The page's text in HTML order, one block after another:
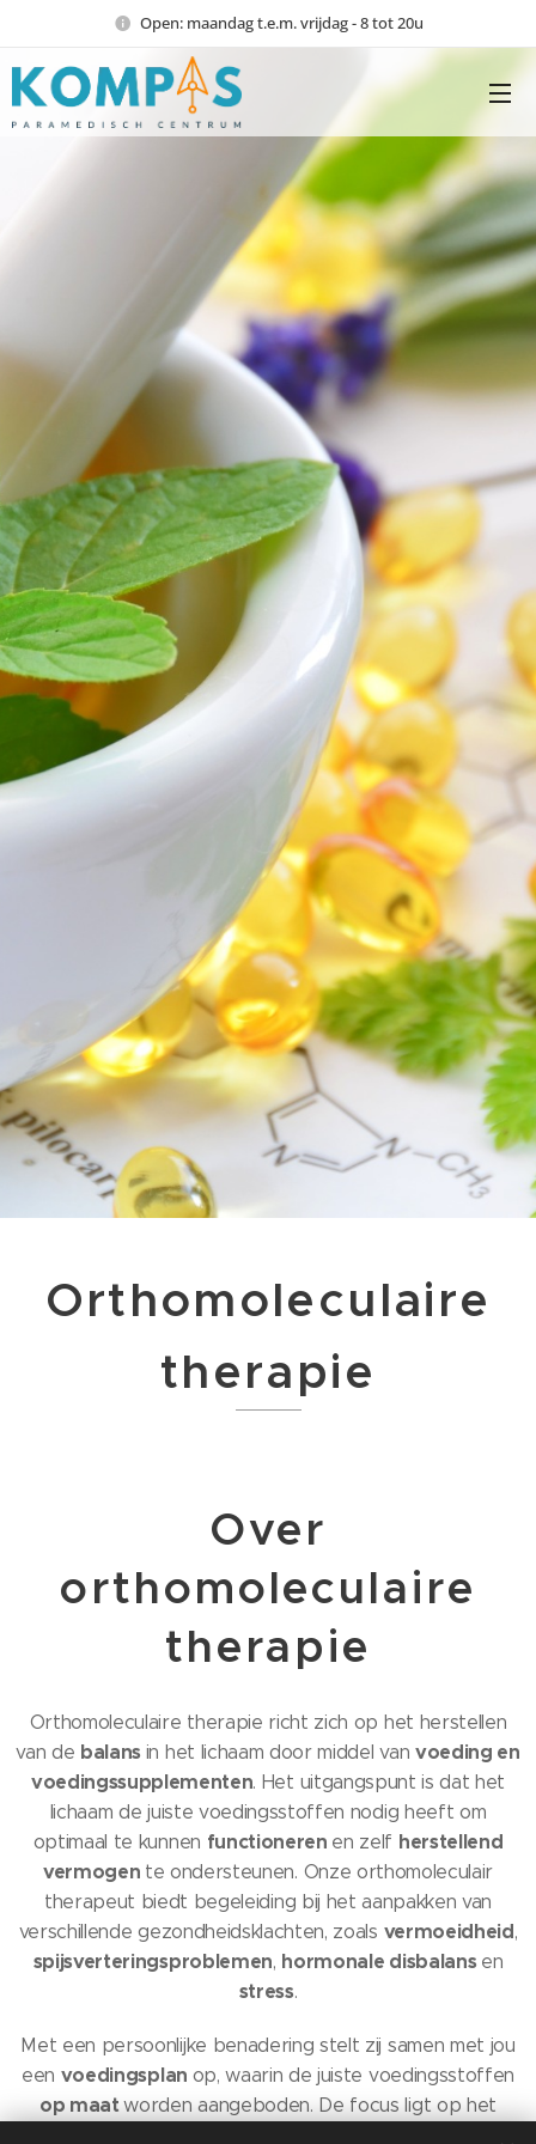
Open: maandag t.e.m. vrijdag - 8 tot 20u
Orthomoleculaire
therapie
Over
orthomoleculaire
therapie
Orthomoleculaire therapie richt zich op het herstellen
van de balans in het lichaam door middel van voeding en
voedingssupplementen. Het uitgangspunt is dat het
lichaam de juiste voedingsstoffen nodig heeft om
optimaal te kunnen functioneren en zelf herstellend
vermogen te ondersteunen. Onze orthomoleculair
therapeut biedt begeleiding bij het aanpakken van
verschillende gezondheidsklachten, zoals vermoeidheid,
spijsverteringsproblemen, hormonale disbalans en
stress.
Met een persoonlijke benadering stelt zij samen met jou
een voedingsplan op, waarin de juiste voedingsstoffen
op maatworden aangeboden. De focus ligt op het